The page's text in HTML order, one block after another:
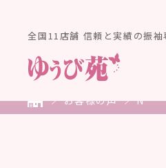
全国11店舗 信頼と実績の振袖
お客様の声 N